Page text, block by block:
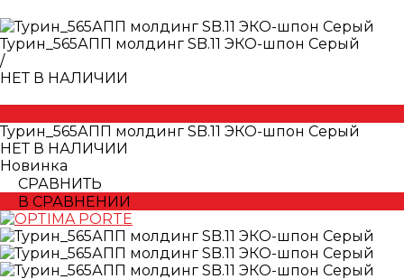
Турин_565АПП молдинг SB.11 ЭКО-шпон Серый
/
НЕТ В НАЛИЧИИ
Турин_565АПП молдинг SB.11 ЭКО-шпон Серый
НЕТ В НАЛИЧИИ
Новинка
СРАВНИТЬ
В СРАВНЕНИИ